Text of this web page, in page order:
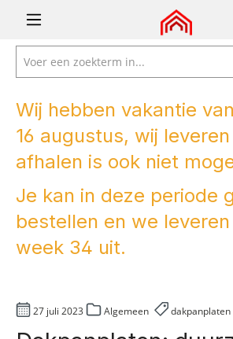
Ga naar de hoofdnavigatie
Wij hebben vakantie
16 augustus, wij
afhalen is ook niet
Je kan in deze periode
bestellen en we
week 34 uit.
27 juli 2023 Algemeen dakpanplaten